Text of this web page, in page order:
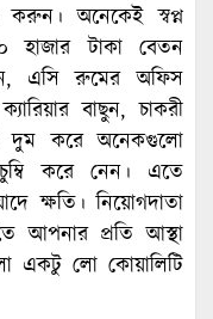
করুন। অনেকেই স্বপ্ন
হাজার টাকা বেতন
এসি রুমের অফিস
বাছুন, চাকরী
দুম করে অনেকগুলো
করে নেন। এতে
ক্ষতি। নিয়োগদাতা
আপনার প্রতি আস্থা
একটু লো কোয়ালিটি